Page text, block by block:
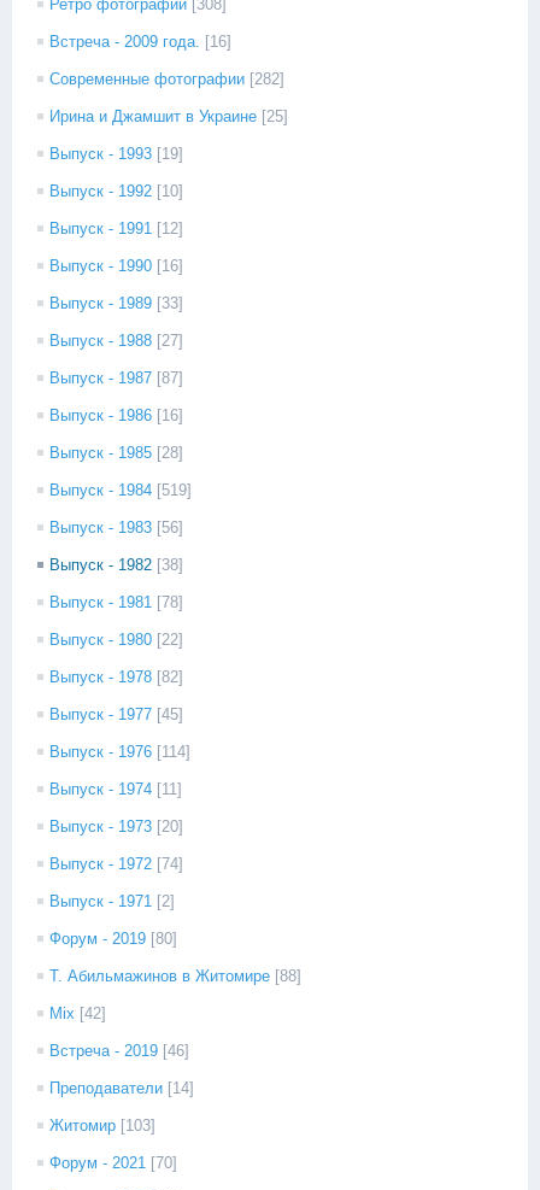
Ретро фотографии [308]
Встреча - 2009 года. [16]
Современные фотографии [282]
Ирина и Джамшит в Украине [25]
Выпуск - 1993 [19]
Выпуск - 1992 [10]
Выпуск - 1991 [12]
Выпуск - 1990 [16]
Выпуск - 1989 [33]
Выпуск - 1988 [27]
Выпуск - 1987 [87]
Выпуск - 1986 [16]
Выпуск - 1985 [28]
Выпуск - 1984 [519]
Выпуск - 1983 [56]
Выпуск - 1982 [38]
Выпуск - 1981 [78]
Выпуск - 1980 [22]
Выпуск - 1978 [82]
Выпуск - 1977 [45]
Выпуск - 1976 [114]
Выпуск - 1974 [11]
Выпуск - 1973 [20]
Выпуск - 1972 [74]
Выпуск - 1971 [2]
Форум - 2019 [80]
Т. Абильмажинов в Житомире [88]
Mix [42]
Встреча - 2019 [46]
Преподаватели [14]
Житомир [103]
Форум - 2021 [70]